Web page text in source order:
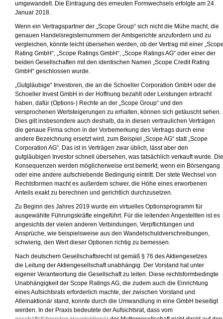
umgewandelt. Die Eintragung des erneuten Formwechsels erfolgte am 24.
Januar 2018.
Wenn ein Vertragspartner der „Scope Group“ sich nicht die Mühe macht, die
genauen Handelsregisternummern der Amtsgerichte anzufordern und zu
vergleichen, könnte leicht übersehen werden, ob der Vertrag mit einer
Rating GmbH“, „Scope Ratings GmbH“, „Scope Ratings AG“ oder einer der
beiden Gesellschaften mit den identischen Namen „Scope Credit Rating
GmbH“ geschlossen wurde.
„Gutgläubige“ Investoren, die an die Schoeller Corporation GmbH oder die
Schoeller Invest GmbH in der Hoffnung bezahlt oder Leistungen erbracht
haben, dafür (Options-) Rechte an der „Scope Group“ und den
versprochenen Wertsteigerungen zu erhalten, können sich getäuscht sehen.
Dies gilt insbesondere auch deshalb, da in diesen vertraulichen Verträgen
die genaue Firma schon in der Vorbemerkung des Vertrags durch eine
andere Bezeichnung ersetzt wird, zum Beispiel „Scope AG“ statt „Scope
Corporation AG“. Das ist in Verträgen zwar üblich, lässt aber den
gutgläubigen Investor schnell übersehen, was tatsächlich verkauft wurde. Die
Konsequenzen werden möglicherweise erst bemerkt, wenn ein Börsengang
oder eine andere aufschiebende Bedingung eintritt. Der stete Wechsel von
Rechtsformen macht es außerdem schwer, die Höhe eines erworbenen
Anteils exakt zu berechnen und gerichtlich durchzusetzen.
Zu Beginn des Jahres 2019 wurde ein virtuelles Optionsprogramm für
ausgewählte Führungskräfte eingeführt. Für die leitenden Angestellten ist es
angesichts der vielen anderen Verbindungen, Verpflichtungen und
Ansprüche, wie beispielsweise aus den Wandelschuldverschreibungen,
schwierig, den Wert dieser Optionen richtig zu bemessen.
Nach deutschem Gesellschaftsrecht ist gemäß § 76 des Aktiengesetzes
die Leitung der Aktiengesellschaft unabhängig. Der Vorstand hat unter
eigener Verantwortung die Gesellschaft zu leiten. Diese rechtsformbedingte
Unabhängigkeit der Scope Ratings AG, die zudem auch die Einrichtung
eines Aufsichtsrats erforderlich machte, der zwischen Vorstand und
Alleinaktionär stand, konnte durch die Umwandlung in eine GmbH beseitigt
werden. In der Praxis bedeutete der Aufsichtsrat, dass vom